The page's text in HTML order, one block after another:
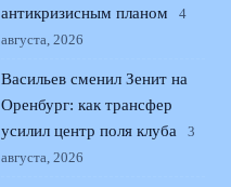
антикризисным планом
4
августа, 2026
Васильев сменил Зенит на
Оренбург: как трансфер
усилил центр поля клуба
3
августа, 2026